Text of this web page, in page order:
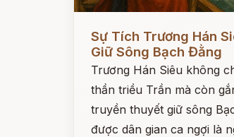
Sự Tích Trương Hán
Giữ Sông Bạch Đằng
Trương Hán Siêu không
thần triều Trần mà còn
truyền thuyết giữ sông
được dân gian ca ngợi là